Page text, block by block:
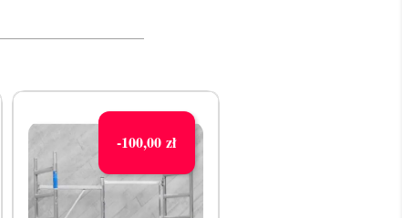
-100,00 zł